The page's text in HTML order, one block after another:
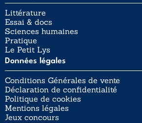
Littérature
Essai & docs
Sciences humaines
Pratique
Le Petit Lys
Données légales
Conditions Générales de vente
Déclaration de confidentialité
Politique de cookies
Mentions légales
Jeux concours